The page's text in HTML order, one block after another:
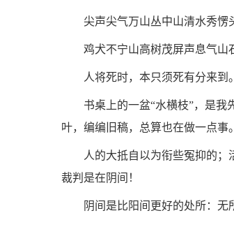
尖声尖气万山丛中山清水秀愣
鸡犬不宁山高树茂屏声息气山
人将死时，本只须死有分来到
书桌上的一盆“水横枝”，是
叶，编编旧稿，总算也在做一点事
人的大抵自以为衔些冤抑的；
裁判是在阴间！
阴间是比阳间更好的处所：无